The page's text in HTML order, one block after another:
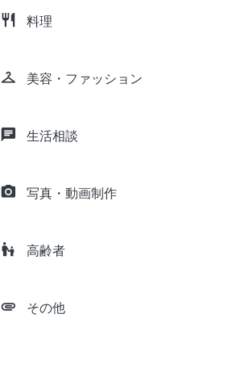
restaurant 料理
checkroom 美容・ファッション
chat 生活相談
camera_alt 写真・動画制作
escalator_warning 高齢者
attachment その他